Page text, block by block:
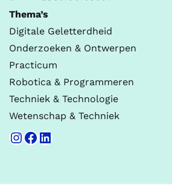
Thema’s
Digitale Geletterdheid
Onderzoeken & Ontwerpen
Practicum
Robotica & Programmeren
Techniek & Technologie
Wetenschap & Techniek
Instagram
Facebook
LinkedIn